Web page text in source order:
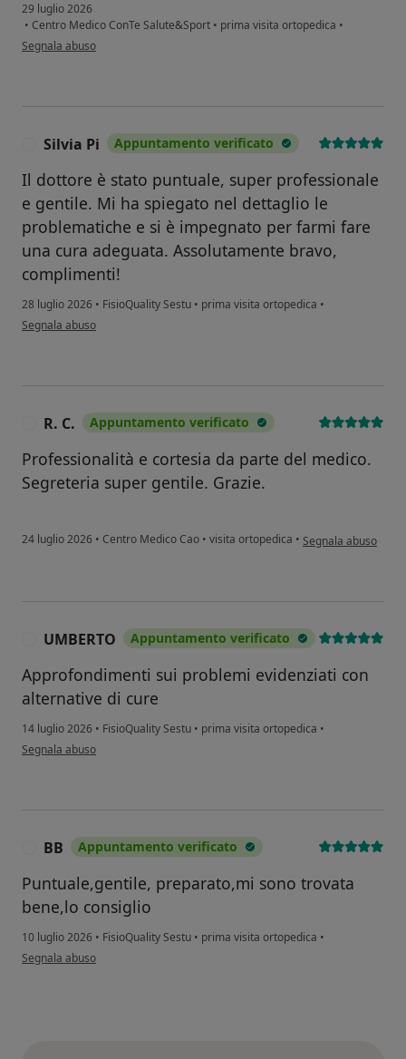
29 luglio 2026
• Centro Medico ConTe Salute&Sport • prima visita ortopedica •
secondo l'opinione dell'utente D p
Segnala abuso
Silvia Pi Appuntamento verificato
Il dottore è stato puntuale, super professionale
e gentile. Mi ha spiegato nel dettaglio le
problematiche e si è impegnato per farmi fare
una cura adeguata. Assolutamente bravo,
complimenti!
28 luglio 2026 • FisioQuality Sestu • prima visita ortopedica •
secondo l'opinione dell'utente Silvia Pi
Segnala abuso
R. C. Appuntamento verificato
Professionalità e cortesia da parte del medico.
Segreteria super gentile. Grazie.
24 luglio 2026 • Centro Medico Cao • visita ortopedica • secondo l'opinione
Segnala abuso
UMBERTO Appuntamento verificato
Approfondimenti sui problemi evidenziati con
alternative di cure
14 luglio 2026 • FisioQuality Sestu • prima visita ortopedica •
secondo l'opinione dell'utente UMBERTO
Segnala abuso
BB Appuntamento verificato
Puntuale,gentile, preparato,mi sono trovata
bene,lo consiglio
10 luglio 2026 • FisioQuality Sestu • prima visita ortopedica •
secondo l'opinione dell'utente BB
Segnala abuso